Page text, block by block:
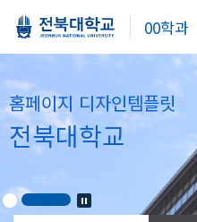
00학과
홈페이지 디자인템플릿
전북대학교